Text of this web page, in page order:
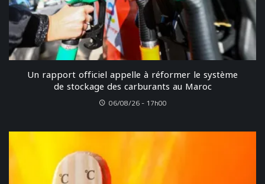
Un rapport officiel appelle à réformer le système
de stockage des carburants au Maroc
06/08/26 - 17h00